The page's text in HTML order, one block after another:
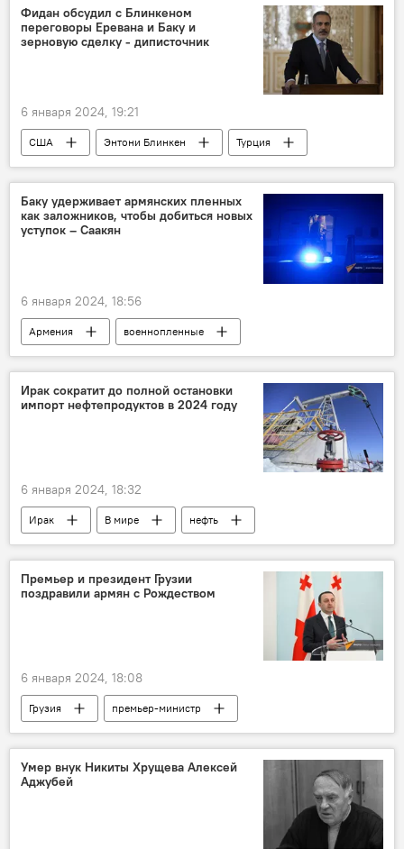
Рождество
Видео
Фидан обсудил с Блинкеном
переговоры Еревана и Баку и
зерновую сделку - диписточник
6 января 2024, 19:21
США Энтони Блинкен
Турция
переговоры
Баку удерживает армянских пленных
как заложников, чтобы добиться новых
уступок – Саакян
6 января 2024, 18:56
Армения
военнопленные
Сирануш Саакян
Политика
Ирак сократит до полной остановки
импорт нефтепродуктов в 2024 году
6 января 2024, 18:32
Ирак В мире нефть
Премьер и президент Грузии
поздравили армян с Рождеством
6 января 2024, 18:08
Грузия
премьер-министр
президент
Политика
Новости Армения
Умер внук Никиты Хрущева Алексей
Аджубей